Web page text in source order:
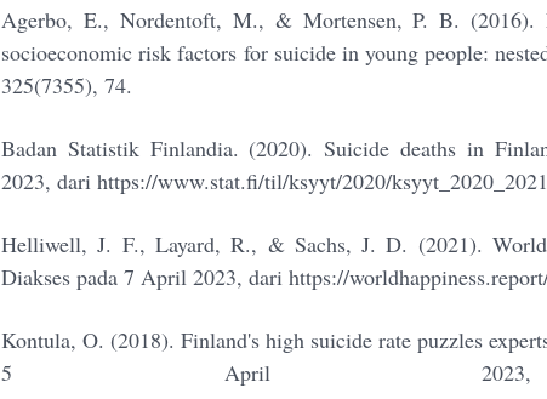
Agerbo, E., Nordentoft, M., & Mortensen, P. B. (2016).
socioeconomic risk factors for suicide in young people:
325(7355), 74.
Badan Statistik Finlandia. (2020). Suicide deaths in
2023, dari https://www.stat.fi/til/ksyyt/2020/
Helliwell, J. F., Layard, R., & Sachs, J. D. (2021). World
Diakses pada 7 April 2023, dari https://
Kontula, O. (2018). Finland's high suicide rate puzzles
5 April